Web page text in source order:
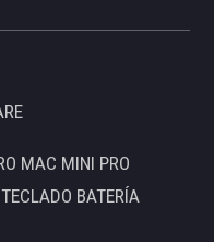
MAC MINI PRO
BATERÍA